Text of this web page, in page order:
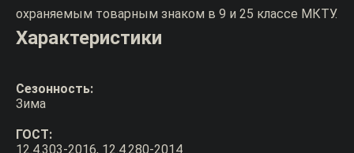
охраняемым товарным знаком в 9 и 25 классе МКТУ.
Характеристики
Сезонность:
Зима
ГОСТ:
12.4.303-2016, 12.4.280-2014